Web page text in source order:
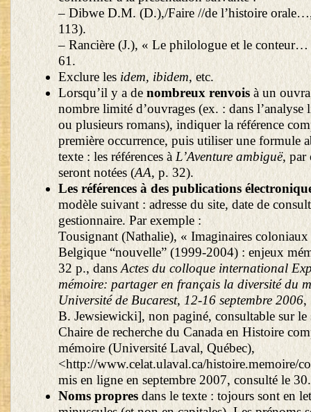
– Dibwe D.M. (D.),/Faire //de l’histoire
113).
– Rancière (J.), « Le philologue et le
61.
Exclure lesidem, ibidem, etc.
Lorsqu’il y a de nombreux renvoisà un
nombre limité d’ouvrages (ex. : dans l’analyse
ou plusieurs romans), indiquer la référence
première occurrence, puis utiliser une formule
texte : les références àL’Aventure ambiguë, par
seront notées (AA, p. 32).
Les références à des publications
modèle suivant : adresse du site, date de
gestionnaire. Par exemple :
Tousignant (Nathalie), « Imaginaires coloniaux
Belgique “nouvelle” (1999-2004) : enjeux
32 p., dansActes du colloque international
mémoire: partager en français la diversité du
Université de Bucarest, 12-16 septembre 2006,
B. Jewsiewicki], non paginé, consultable sur le
Chaire de recherche du Canada en Histoire
mémoire (Université Laval, Québec),
<http://www.celat.ulaval.ca/histoire.memoire/
mis en ligne en septembre 2007, consulté le
Noms propresdans le texte : tojours sont en